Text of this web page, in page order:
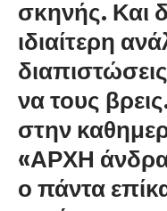
σκηνής. Και
ιδιαίτερη
να τους
στην
«ΑΡΧΗ άνδρα
ο πάντα